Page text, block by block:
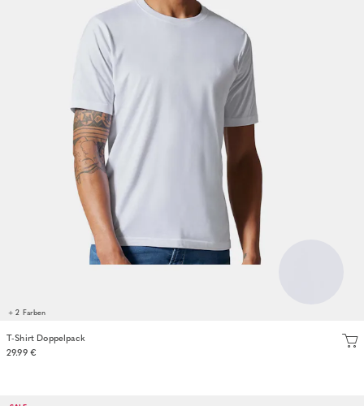
+ 2 Farben
T-Shirt Doppelpack
29.99 €